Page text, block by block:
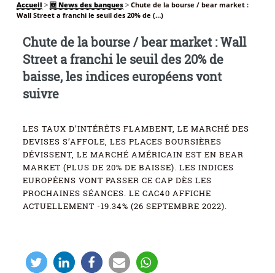
Accueil > 🆕 News des banques> Chute de la bourse / bear market :
Wall Street a franchi le seuil des 20% de (…)
Chute de la bourse / bear market : Wall
Street a franchi le seuil des 20% de
baisse, les indices européens vont
suivre
LES TAUX D’INTÉRÊTS FLAMBENT, LE MARCHÉ DES
DEVISES S’AFFOLE, LES PLACES BOURSIÈRES
DÉVISSENT, LE MARCHÉ AMÉRICAIN EST EN BEAR
MARKET (PLUS DE 20% DE BAISSE). LES INDICES
EUROPÉENS VONT PASSER CE CAP DÈS LES
PROCHAINES SÉANCES. LE CAC40 AFFICHE
ACTUELLEMENT -19.34% (26 SEPTEMBRE 2022).